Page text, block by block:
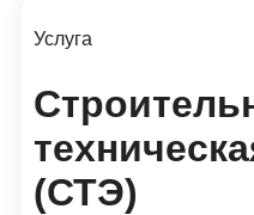
Услуга
(СТЭ)